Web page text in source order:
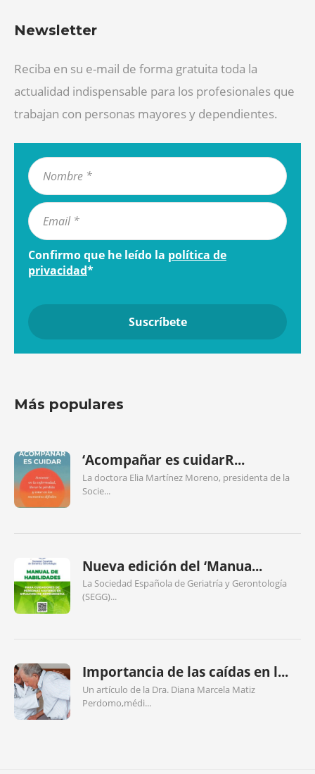
Newsletter
Reciba en su e-mail de forma gratuita toda la
actualidad indispensable para los profesionales que
trabajan con personas mayores y dependientes.
Confirmo que he leído la política de
privacidad*
Más populares
‘Acompañar es cuidarR...
La doctora Elia Martínez Moreno, presidenta de la
Socie...
Nueva edición del ‘Manua...
La Sociedad Española de Geriatría y Gerontología
(SEGG)...
Importancia de las caídas en l...
Un artículo de la Dra. Diana Marcela Matiz
Perdomo,médi...